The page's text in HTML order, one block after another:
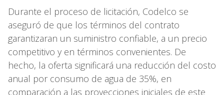
Durante el proceso de licitación, Codelco se
aseguró de que los términos del contrato
garantizaran un suministro confiable, a un precio
competitivo y en términos convenientes. De
hecho, la oferta significará una reducción del costo
anual por consumo de agua de 35%, en
comparación a las proyecciones iniciales de este